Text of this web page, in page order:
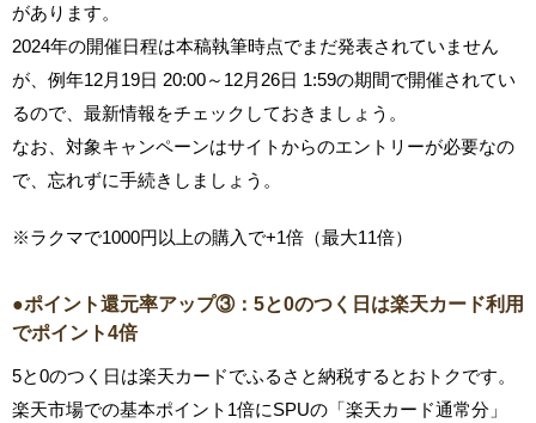
があります。
2024年の開催日程は本稿執筆時点でまだ発表されていません
が、例年12月19日 20:00～12月26日 1:59の期間で開催されてい
るので、最新情報をチェックしておきましょう。
なお、対象キャンペーンはサイトからのエントリーが必要なの
で、忘れずに手続きしましょう。
※ラクマで1000円以上の購入で+1倍（最大11倍）
●ポイント還元率アップ③：5と0のつく日は楽天カード利用
でポイント4倍
5と0のつく日は楽天カードでふるさと納税するとおトクです。
楽天市場での基本ポイント1倍にSPUの「楽天カード通常分」